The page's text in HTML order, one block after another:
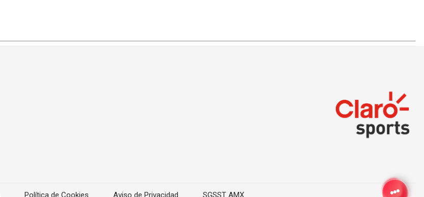
Política de Cookies Aviso de Privacidad SGSST AMX